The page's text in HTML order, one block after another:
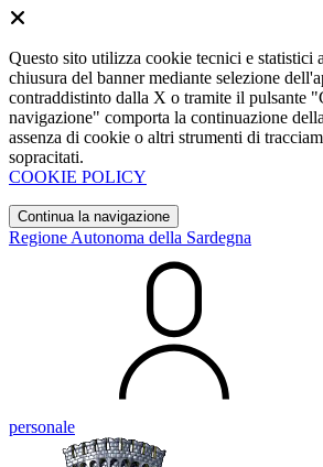
Questo sito utilizza cookie tecnici e statistici
chiusura del banner mediante selezione
contraddistinto dalla X o tramite il pulsante
navigazione" comporta la continuazione
assenza di cookie o altri strumenti di
sopracitati.
COOKIE POLICY
Continua la navigazione
Regione Autonoma della Sardegna
personale